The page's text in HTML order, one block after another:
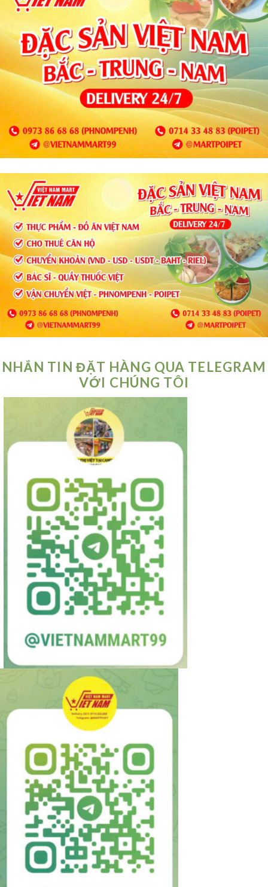
NHẮN TIN ĐẶT HÀNG QUA TELEGRAM
VỚI CHÚNG TÔI